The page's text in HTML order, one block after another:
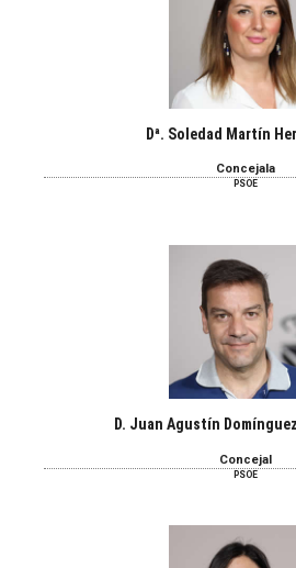
Dª. Soledad Martín
Concejala
PSOE
D. Juan Agustín
Concejal
PSOE